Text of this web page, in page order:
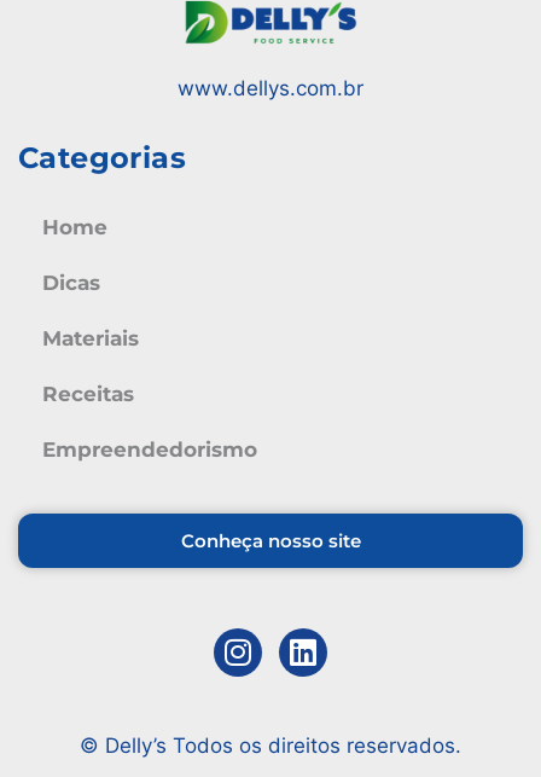
www.dellys.com.br
Categorias
Home
Dicas
Materiais
Receitas
Empreendedorismo
Conheça nosso site
© Delly’s Todos os direitos reservados.